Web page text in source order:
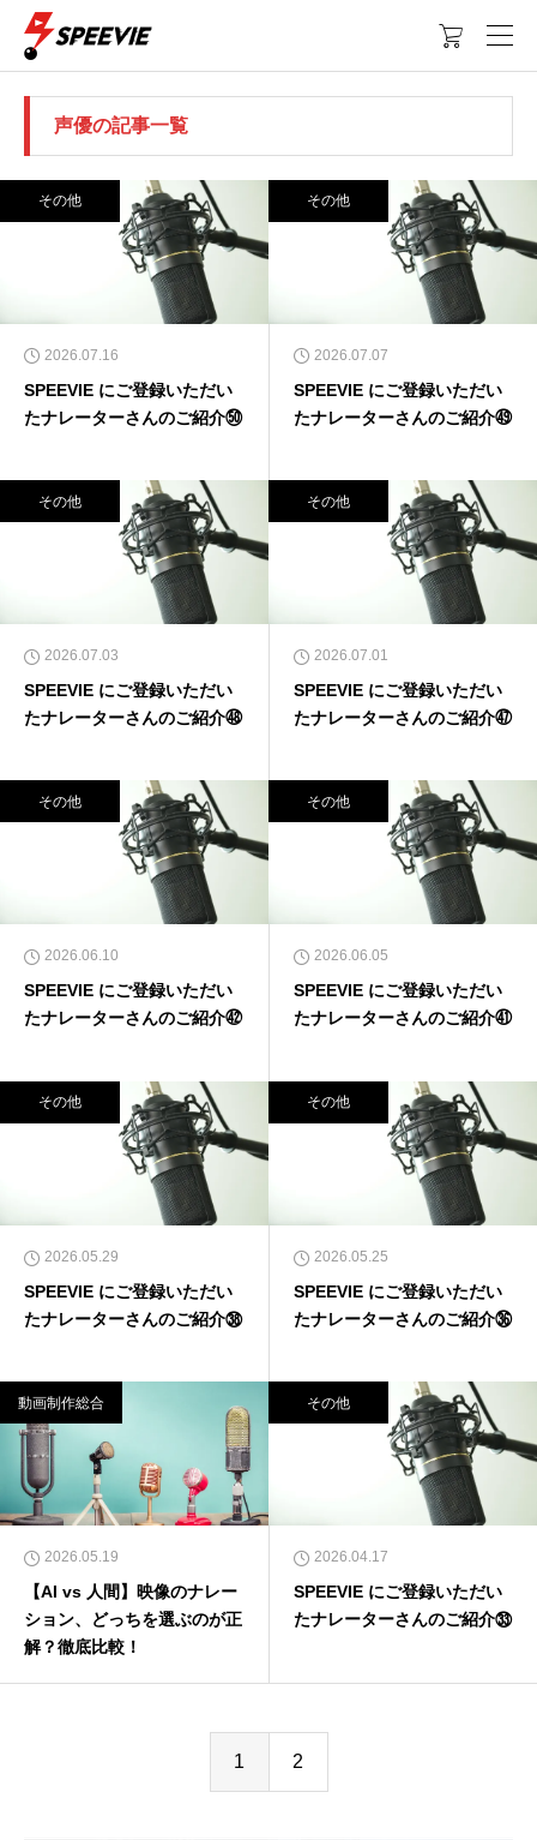

声優の記事一覧
その他
2026.07.16
SPEEVIE にご登録いただい
たナレーターさんのご紹介㊿
その他
2026.07.07
SPEEVIE にご登録いただい
たナレーターさんのご紹介㊾
その他
2026.07.03
SPEEVIE にご登録いただい
たナレーターさんのご紹介㊽
その他
2026.07.01
SPEEVIE にご登録いただい
たナレーターさんのご紹介㊼
その他
2026.06.10
SPEEVIE にご登録いただい
たナレーターさんのご紹介㊷
その他
2026.06.05
SPEEVIE にご登録いただい
たナレーターさんのご紹介㊶
その他
2026.05.29
SPEEVIE にご登録いただい
たナレーターさんのご紹介㊳
その他
2026.05.25
SPEEVIE にご登録いただい
たナレーターさんのご紹介㊱
動画制作総合
2026.05.19
【AI vs 人間】映像のナレー
ション、どっちを選ぶのが正
解？徹底比較！
その他
2026.04.17
SPEEVIE にご登録いただい
たナレーターさんのご紹介㉝
1 2